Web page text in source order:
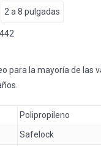
2 a 8 pulgadas
para la mayoría de las
Polipropileno
Safelock